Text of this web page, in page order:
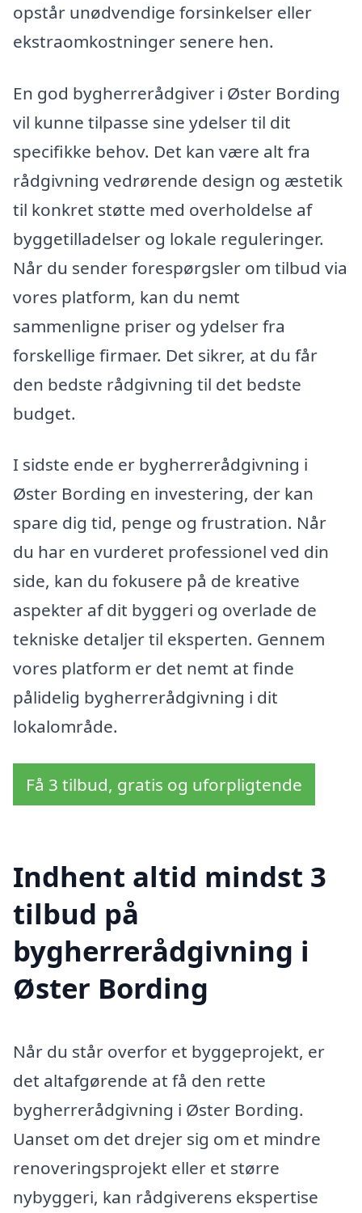
opstår unødvendige forsinkelser eller
ekstraomkostninger senere hen.
En god bygherrerådgiver i Øster Bording
vil kunne tilpasse sine ydelser til dit
specifikke behov. Det kan være alt fra
rådgivning vedrørende design og æstetik
til konkret støtte med overholdelse af
byggetilladelser og lokale reguleringer.
Når du sender forespørgsler om tilbud via
vores platform, kan du nemt
sammenligne priser og ydelser fra
forskellige firmaer. Det sikrer, at du får
den bedste rådgivning til det bedste
budget.
I sidste ende er bygherrerådgivning i
Øster Bording en investering, der kan
spare dig tid, penge og frustration. Når
du har en vurderet professionel ved din
side, kan du fokusere på de kreative
aspekter af dit byggeri og overlade de
tekniske detaljer til eksperten. Gennem
vores platform er det nemt at finde
pålidelig bygherrerådgivning i dit
lokalområde.
Få 3 tilbud, gratis og uforpligtende
Indhent altid mindst 3
tilbud på
bygherrerådgivning i
Øster Bording
Når du står overfor et byggeprojekt, er
det altafgørende at få den rette
bygherrerådgivning i Øster Bording.
Uanset om det drejer sig om et mindre
renoveringsprojekt eller et større
nybyggeri, kan rådgiverens ekspertise